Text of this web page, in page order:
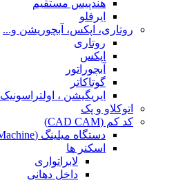
هندپیس مستقیم
ایرفلو
روتاری، اپکس، آبچوریشن و...
روتاری
اپکس
آبچوراتور
گوتاکاتر
ایریگیشن ، اولتراسونیک
اتوکلاو و پک
کد کم (CAD CAM)
دستگاه میلینگ (Milling Machine)
اسکنر ها
لابراتواری
داخل دهانی